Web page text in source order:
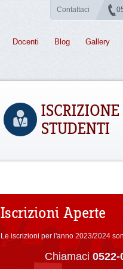
Contattaci
Docenti Blog Gallery
ISCRIZIONE
STUDENTI
Iscrizioni Aperte
Le iscrizioni per l'anno 2023/2024
Chiamaci 0522-